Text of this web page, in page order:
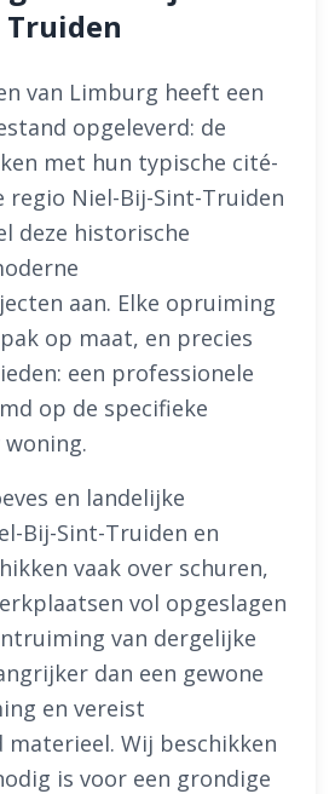
Truiden
van Limburg heeft een
opgeleverd: de
met hun typische cité-
regio Niel-Bij-Sint-Truiden
deze historische
aan. Elke opruiming
op maat, en precies
een professionele
op de specifieke
en landelijke
Bij-Sint-Truiden en
vaak over schuren,
vol opgeslagen
van dergelijke
dan een gewone
en vereist
materieel. Wij beschikken
is voor een grondige